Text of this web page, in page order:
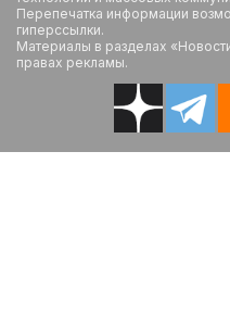
Перепечатка информации
гиперссылки.
Материалы в разделах
правах рекламы.